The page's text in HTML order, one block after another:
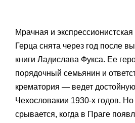
Мрачная и
Герца снята через год после
книги Ладислава Фукса. Ее
порядочный семьянин и
крематория — ведет
Чехословакии 1930-х годов. Но
срывается, когда в Праге